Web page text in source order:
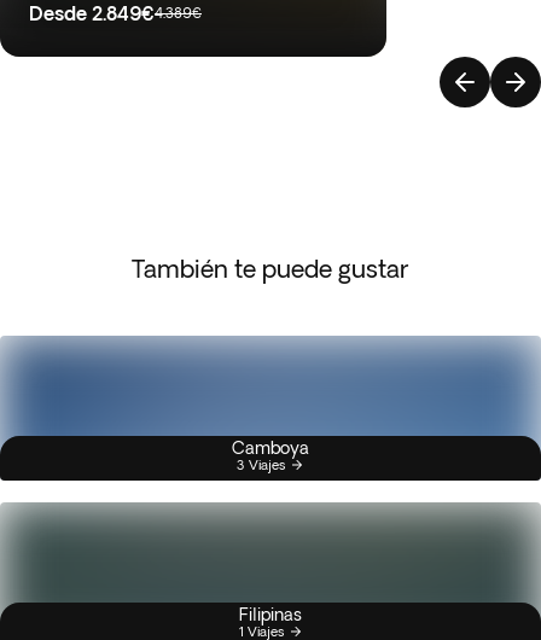
Desde 2.849€4.389€
También te puede gustar
Camboya
3 Viajes
Filipinas
1 Viajes